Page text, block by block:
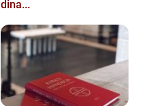
dina...